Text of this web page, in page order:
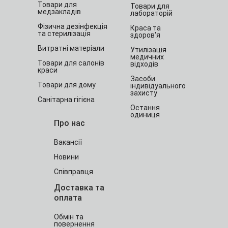
Товари для
медзакладів
Фізична дезінфекція
та стерилізація
Витратні матеріали
Товари для салонів
краси
Товари для дому
Санітарна гігієна
Товари для
лабораторій
Краса та
здоров'я
Утилізація
медичних
відходів
Засоби
індивідуального
захисту
Остання
одиниця
Про нас
Вакансії
Новини
Співправця
Доставка та
оплата
Обмін та
повернення